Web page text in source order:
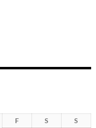
F S
S